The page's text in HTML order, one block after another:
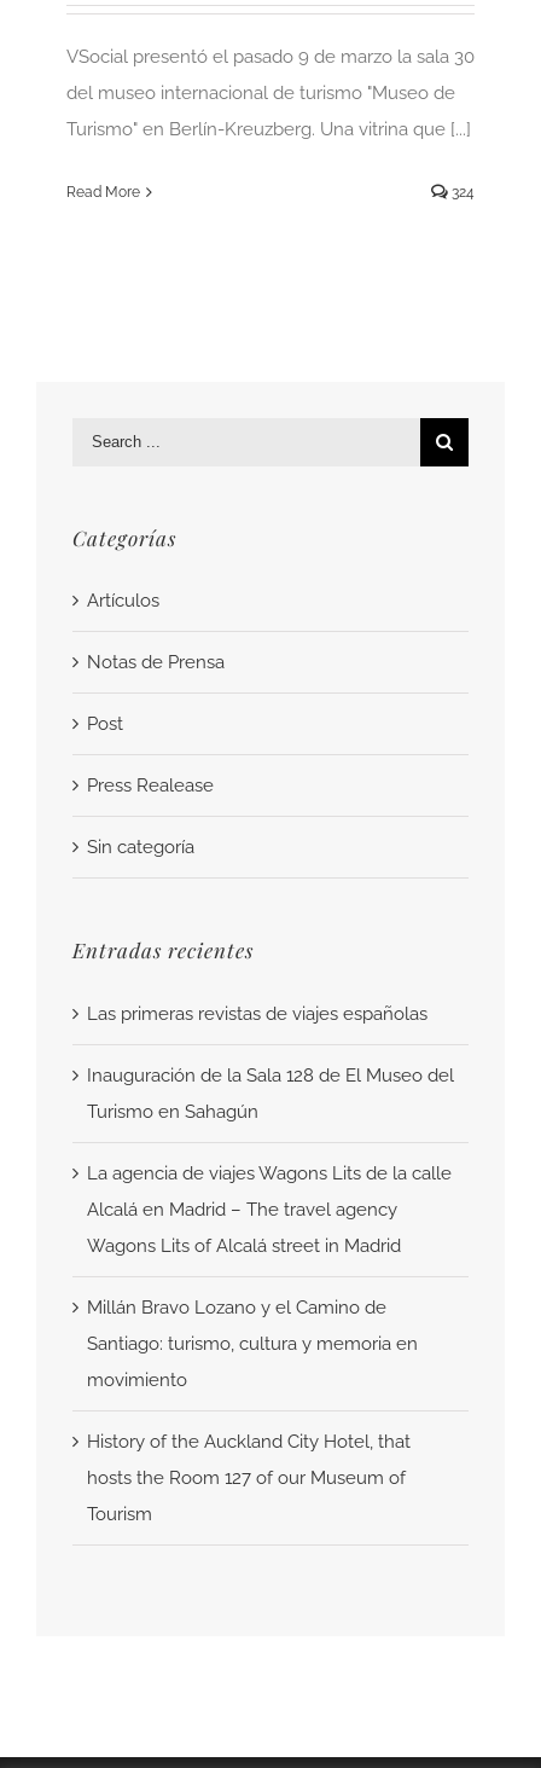
VSocial presentó el pasado 9 de marzo la sala 30
del museo internacional de turismo "Museo de
Turismo" en Berlín-Kreuzberg. Una vitrina que [...]
Read More 324
Search
Categorías
Artículos
Notas de Prensa
Post
Press Realease
Sin categoría
Entradas recientes
Las primeras revistas de viajes españolas
Inauguración de la Sala 128 de El Museo del
Turismo en Sahagún
La agencia de viajes Wagons Lits de la calle
Alcalá en Madrid – The travel agency
Wagons Lits of Alcalá street in Madrid
Millán Bravo Lozano y el Camino de
Santiago: turismo, cultura y memoria en
movimiento
History of the Auckland City Hotel, that
hosts the Room 127 of our Museum of
Tourism